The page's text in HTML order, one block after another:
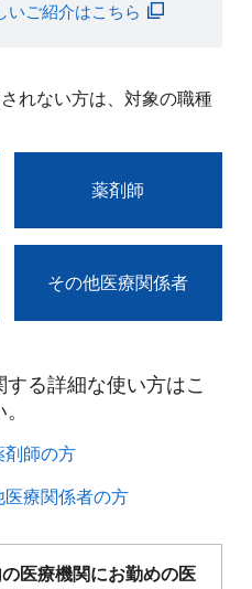
いご紹介はこちら
れない方は、対象の職種
薬剤師
その他医療関係者
る詳細な使い方はこ
剤師の方​
療関係者の方​
の医療機関にお勤めの医